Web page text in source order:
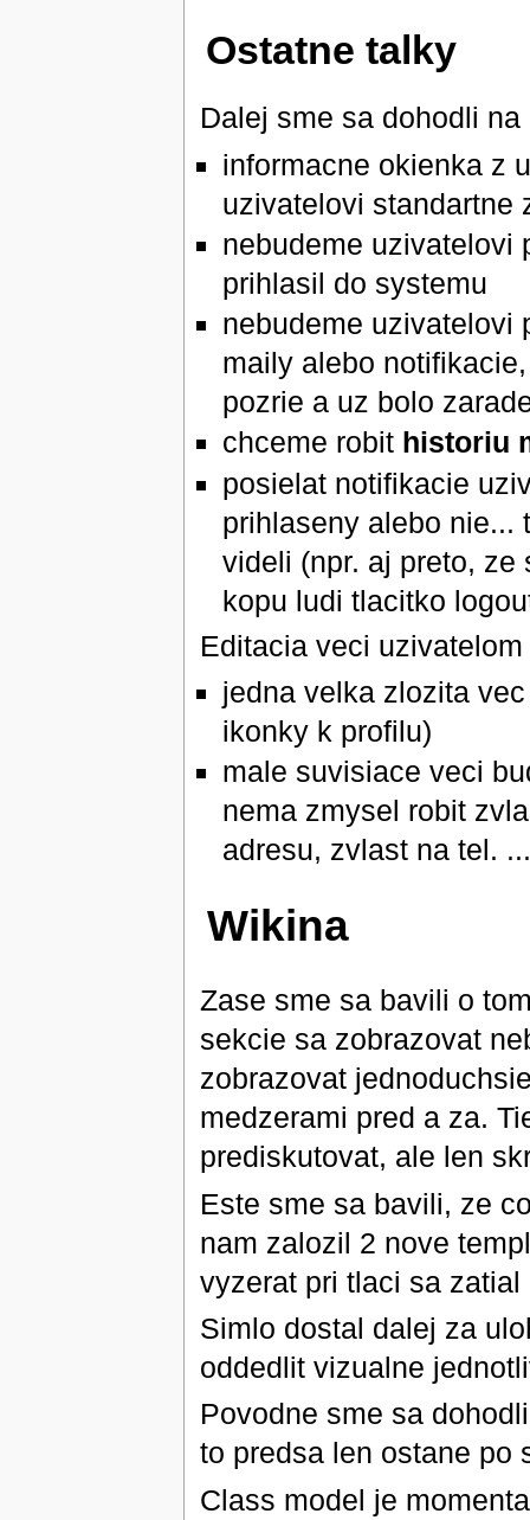
Ostatne talky
Dalej sme sa dohodli
informacne okienka z
uzivatelovi standartne
nebudeme uzivatelovi
prihlasil do systemu
nebudeme uzivatelovi
maily alebo
pozrie a uz bolo
chceme robit historiu
posielat notifikacie
prihlaseny alebo nie...
videli (npr. aj preto, ze
kopu ludi tlacitko
Editacia veci
jedna velka zlozita
ikonky k profilu)
male suvisiace veci
nema zmysel robit
adresu, zvlast na tel.
Wikina
Zase sme sa bavili o
sekcie sa zobrazovat
zobrazovat
medzerami pred a za.
prediskutovat, ale len
Este sme sa bavili, ze
nam zalozil 2 nove
vyzerat pri tlaci sa zatial
Simlo dostal dalej za
oddedlit vizualne
Povodne sme sa
to predsa len ostane po
Class model je